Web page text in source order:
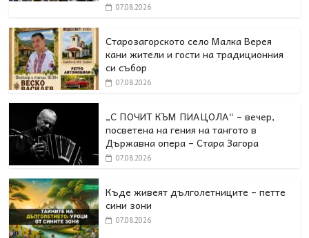
07.08.2026
Старозагорското село Малка Верея
кани жители и гости на традиционния
си събор
07.08.2026
„С ПОЧИТ КЪМ ПИАЦОЛА“ – вечер,
посветена на гения на тангото в
Държавна опера – Стара Загора
07.08.2026
Къде живеят дълголетниците – петте
сини зони
07.08.2026